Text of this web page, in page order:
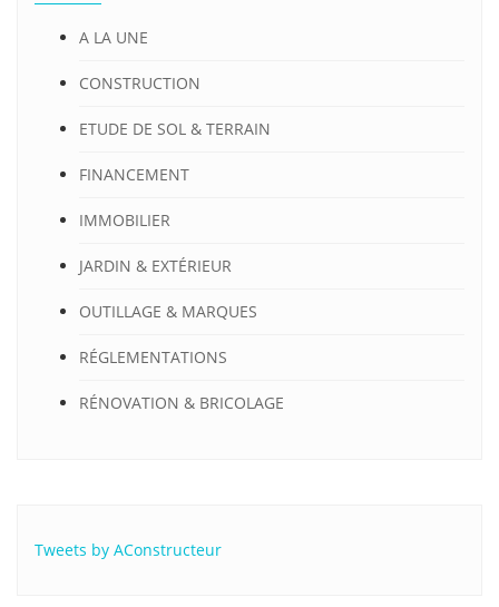
A LA UNE
CONSTRUCTION
ETUDE DE SOL & TERRAIN
FINANCEMENT
IMMOBILIER
JARDIN & EXTÉRIEUR
OUTILLAGE & MARQUES
RÉGLEMENTATIONS
RÉNOVATION & BRICOLAGE
Tweets by AConstructeur